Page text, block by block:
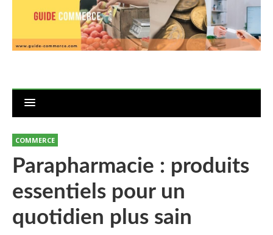
COMMERCE
Parapharmacie : produits
essentiels pour un
quotidien plus sain